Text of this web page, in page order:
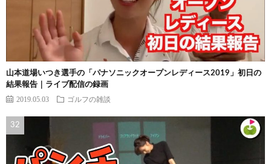
山本道場いつき選手の「パナソニックオープンレディース2019」初日の
結果報告｜ライブ配信の録画
2019.05.03 ゴルフの雑談